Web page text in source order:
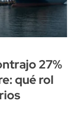
27%
qué rol